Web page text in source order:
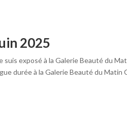
2025
exposé à la Galerie Beauté du
durée à la Galerie Beauté du Matin